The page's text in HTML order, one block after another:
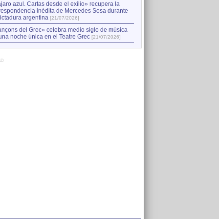
azul. Cartas desde el exilio» recupera la
inédita de Mercedes Sosa durante
argentina [21/07/2026]
del Grec» celebra medio siglo de música
noche única en el Teatre Grec [21/07/2026]